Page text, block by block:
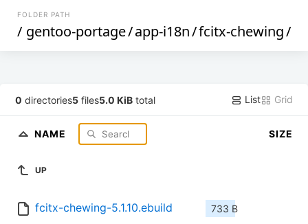
FOLDER PATH
/ gentoo-portage/app-i18n/fcitx-chewing/
0 directories5 files5.0 KiB total List Grid
NAME SIZE
UP
fcitx-chewing-5.1.10.ebuild 733 B